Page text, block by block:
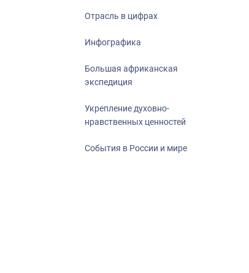
Отрасль в цифрах
Инфографика
Большая африканская
экспедиция
Укрепление духовно-
нравственных ценностей
События в России и мире